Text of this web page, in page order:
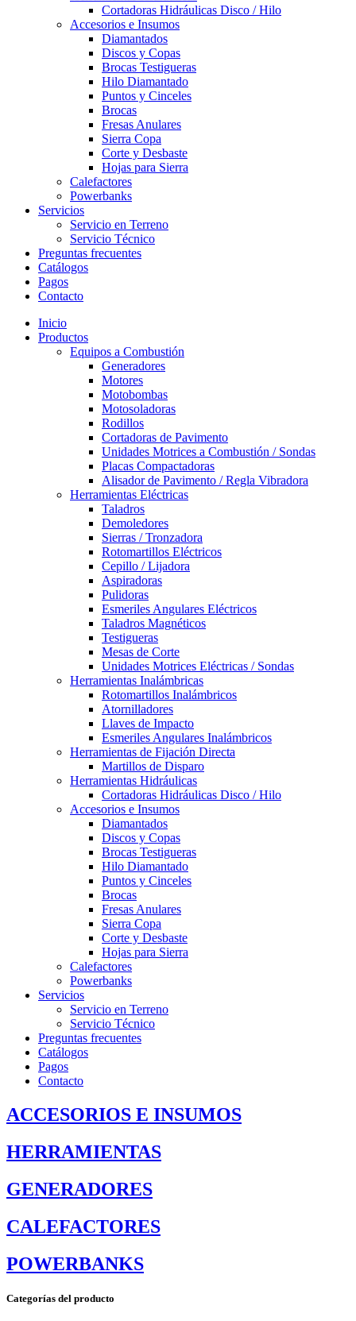
Cortadoras Hidráulicas Disco / Hilo
Accesorios e Insumos
Diamantados
Discos y Copas
Brocas Testigueras
Hilo Diamantado
Puntos y Cinceles
Brocas
Fresas Anulares
Sierra Copa
Corte y Desbaste
Hojas para Sierra
Calefactores
Powerbanks
Servicios
Servicio en Terreno
Servicio Técnico
Preguntas frecuentes
Catálogos
Pagos
Contacto
Inicio
Productos
Equipos a Combustión
Generadores
Motores
Motobombas
Motosoladoras
Rodillos
Cortadoras de Pavimento
Unidades Motrices a Combustión / Sondas
Placas Compactadoras
Alisador de Pavimento / Regla Vibradora
Herramientas Eléctricas
Taladros
Demoledores
Sierras / Tronzadora
Rotomartillos Eléctricos
Cepillo / Lijadora
Aspiradoras
Pulidoras
Esmeriles Angulares Eléctricos
Taladros Magnéticos
Testigueras
Mesas de Corte
Unidades Motrices Eléctricas / Sondas
Herramientas Inalámbricas
Rotomartillos Inalámbricos
Atornilladores
Llaves de Impacto
Esmeriles Angulares Inalámbricos
Herramientas de Fijación Directa
Martillos de Disparo
Herramientas Hidráulicas
Cortadoras Hidráulicas Disco / Hilo
Accesorios e Insumos
Diamantados
Discos y Copas
Brocas Testigueras
Hilo Diamantado
Puntos y Cinceles
Brocas
Fresas Anulares
Sierra Copa
Corte y Desbaste
Hojas para Sierra
Calefactores
Powerbanks
Servicios
Servicio en Terreno
Servicio Técnico
Preguntas frecuentes
Catálogos
Pagos
Contacto
ACCESORIOS E INSUMOS
HERRAMIENTAS
GENERADORES
CALEFACTORES
POWERBANKS
Categorías del producto